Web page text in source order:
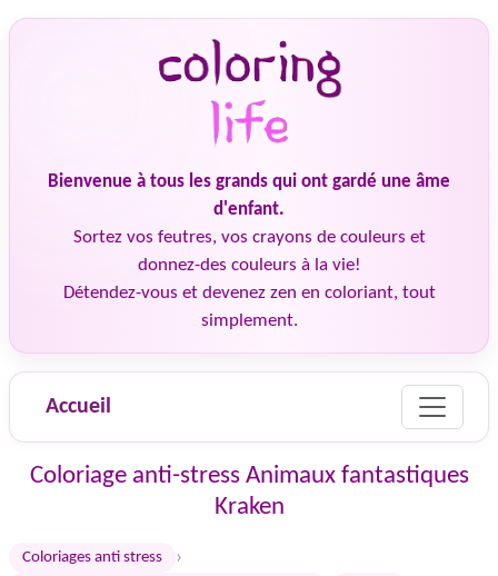
Bienvenue à tous les grands qui ont gardé une âme
d'enfant.
Sortez vos feutres, vos crayons de couleurs et
donnez-des couleurs à la vie!
Détendez-vous et devenez zen en coloriant, tout
simplement.
Accueil
Coloriage anti-stress Animaux fantastiques
Kraken
Coloriages anti stress ›